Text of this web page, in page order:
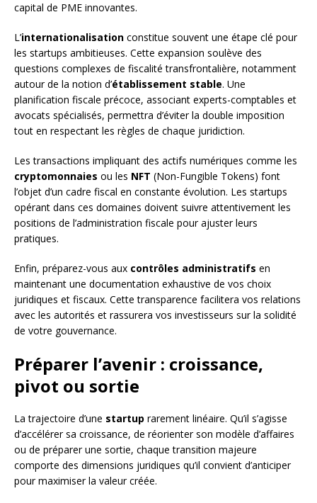
capital de PME innovantes.
L’internationalisation constitue souvent une étape clé pour
les startups ambitieuses. Cette expansion soulève des
questions complexes de fiscalité transfrontalière, notamment
autour de la notion d’établissement stable. Une
planification fiscale précoce, associant experts-comptables et
avocats spécialisés, permettra d’éviter la double imposition
tout en respectant les règles de chaque juridiction.
Les transactions impliquant des actifs numériques comme les
cryptomonnaies ou les NFT (Non-Fungible Tokens) font
l’objet d’un cadre fiscal en constante évolution. Les startups
opérant dans ces domaines doivent suivre attentivement les
positions de l’administration fiscale pour ajuster leurs
pratiques.
Enfin, préparez-vous aux contrôles administratifs en
maintenant une documentation exhaustive de vos choix
juridiques et fiscaux. Cette transparence facilitera vos relations
avec les autorités et rassurera vos investisseurs sur la solidité
de votre gouvernance.
Préparer l’avenir : croissance,
pivot ou sortie
La trajectoire d’une startup rarement linéaire. Qu’il s’agisse
d’accélérer sa croissance, de réorienter son modèle d’affaires
ou de préparer une sortie, chaque transition majeure
comporte des dimensions juridiques qu’il convient d’anticiper
pour maximiser la valeur créée.